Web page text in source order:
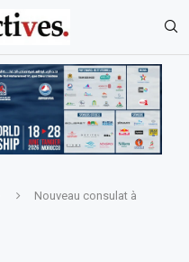
Nouveau consulat à